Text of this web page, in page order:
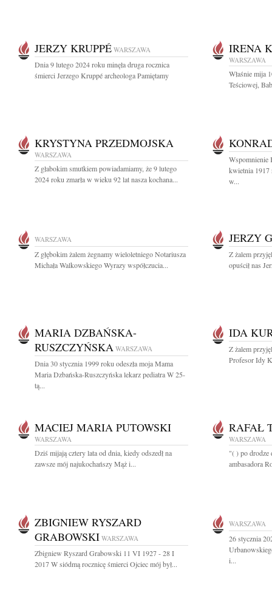
JERZY KRUPPÉ WARSZAWA
Dnia 9 lutego 2024 roku minęła druga rocznica
śmierci Jerzego Kruppé archeologa Pamiętamy
IRENA
WARSZAWA
Właśnie mija
Teściowej,
KRYSTYNA PRZEDMOJSKA
WARSZAWA
Z głabokim smutkiem powiadamiamy, że 9 lutego
2024 roku zmarła w wieku 92 lat nasza kochana...
Wspomnienie
kwietnia 1917
w...
WARSZAWA
Z głębokim żalem żegnamy wieloletniego Notariusza
Michała Walkowskiego Wyrazy współczucia...
JERZY
Z żalem
opuścił nas
MARIA DZBAŃSKA-
RUSZCZYŃSKA WARSZAWA
Dnia 30 stycznia 1999 roku odeszła moja Mama
Maria Dzbańska-Ruszczyńska lekarz pediatra W 25-
tą...
IDA
Z żalem
Profesor Idy
MACIEJ MARIA PUTOWSKI
WARSZAWA
Dziś mijają cztery lata od dnia, kiedy odszedł na
zawsze mój najukochańszy Mąż i...
RAFAŁ
WARSZAWA
"( ) po drodze
ambasadora
ZBIGNIEW RYSZARD
GRABOWSKI WARSZAWA
Zbigniew Ryszard Grabowski 11 VI 1927 - 28 I
2017 W siódmą rocznicę śmierci Ojciec mój był...
WARSZAWA
26 stycznia
i...